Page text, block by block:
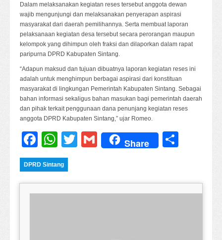
Dalam melaksanakan kegiatan reses tersebut anggota dewan
wajib mengunjungi dan melaksanakan penyerapan aspirasi
masyarakat dari daerah pemilihannya. Serta membuat laporan
pelaksanaan kegiatan desa tersebut secara perorangan maupun
kelompok yang dihimpun oleh fraksi dan dilaporkan dalam rapat
paripurna DPRD Kabupaten Sintang.
“Adapun maksud dan tujuan dibuatnya laporan kegiatan reses ini
adalah untuk menghimpun berbagai aspirasi dari konstituan
masyarakat di lingkungan Pemerintah Kabupaten Sintang. Sebagai
bahan informasi sekaligus bahan masukan bagi pemerintah daerah
dan pihak terkait penggunaan dana penunjang kegiatan reses
anggota DPRD Kabupaten Sintang,” ujar Romeo.
Facebook
WhatsApp
TwitterGmail
Share
DPRD Sintang